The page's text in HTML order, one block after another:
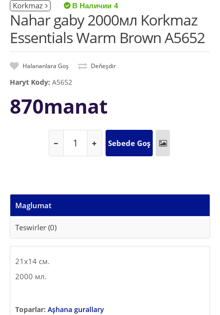
Korkmaz 4
Nahar gaby 2000мл Korkmaz
Essentials Warm Brown A5652
Halananlara Goş Deňeşdir
Haryt Kody: A5652
870manat
Maglumat
Teswirler (0)
21х14 см.
2000 мл.
Toparlar: Aşhana gurallary